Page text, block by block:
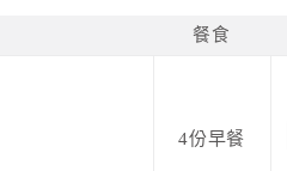
餐食
4份早餐